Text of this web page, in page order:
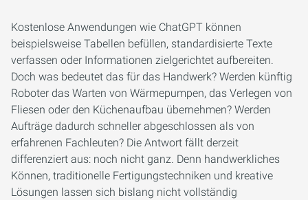
Kostenlose Anwendungen wie ChatGPT können
beispielsweise Tabellen befüllen, standardisierte Texte
verfassen oder Informationen zielgerichtet aufbereiten.
Doch was bedeutet das für das Handwerk? Werden künftig
Roboter das Warten von Wärmepumpen, das Verlegen von
Fliesen oder den Küchenaufbau übernehmen? Werden
Aufträge dadurch schneller abgeschlossen als von
erfahrenen Fachleuten? Die Antwort fällt derzeit
differenziert aus: noch nicht ganz. Denn handwerkliches
Können, traditionelle Fertigungstechniken und kreative
Lösungen lassen sich bislang nicht vollständig